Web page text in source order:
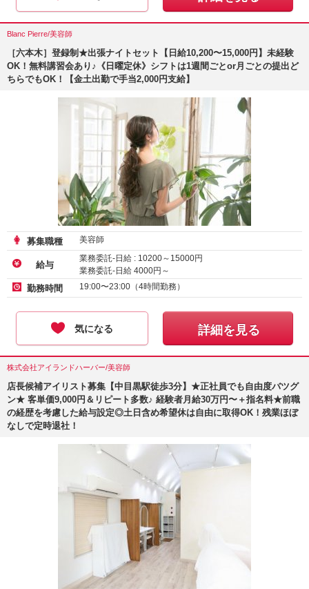
Blanc Pierre/美容師
［六本木］登録制★出張ナイトセット【日給10,200〜15,000円】未経験
OK！無料講習会あり♪《日曜定休》シフトは1週間ごとor月ごとの提出ど
ちらでもOK！【金土出勤で手当2,000円支給】
募集職種 美容師
給与
業務委託-日給 : 10200～ 15000円
業務委託-日給 4000円～
勤務時間 19:00〜23:00（4時間勤務）
気になる 詳細を見る
株式会社アイランドハーバー/美容師
店長候補アイリスト募集【中目黒駅徒歩3分】★正社員でも自由度バツグ
ン★ 客単価9,000円＆リピート多数♪ 経験者月給30万円〜＋指名料★前職
の経歴を考慮した給与設定◎土日含め希望休は自由に取得OK！残業ほぼ
なしで定時退社！